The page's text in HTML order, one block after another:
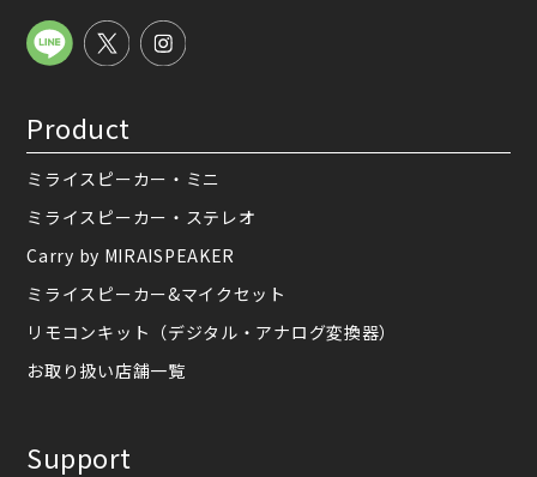
Product
ミライスピーカー・ミニ
ミライスピーカー・ステレオ
Carry by MIRAISPEAKER
ミライスピーカー&マイクセット
リモコンキット（デジタル・アナログ変換器）
お取り扱い店舗一覧
Support